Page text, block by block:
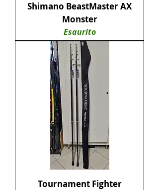
Shimano BeastMaster AX
Monster
Esaurito
Tournament Fighter